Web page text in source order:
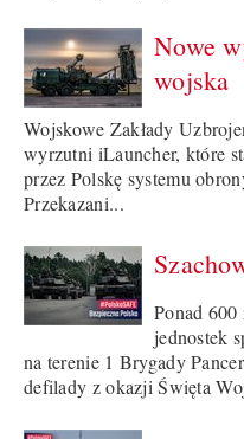
Nowe
wojska
Wojskowe Zakłady
wyrzutni iLauncher, które
przez Polskę systemu
Przekazani...
Ponad 600
jednostek
na terenie 1 Brygady
defilady z okazji Święta